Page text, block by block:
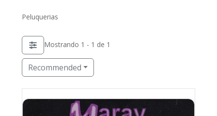
Peluquerias
Mostrando 1 - 1 de 1
Recommended